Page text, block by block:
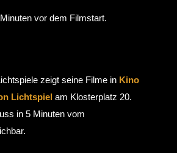
vor dem Filmstart.
zeigt seine Filme in Kino
Lichtspielam Klosterplatz 20.
in 5 Minuten vom